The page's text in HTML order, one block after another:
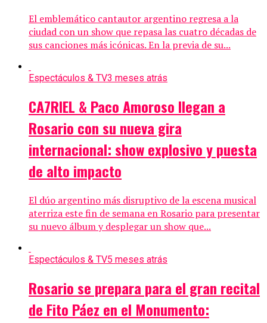
El emblemático cantautor argentino regresa a la
ciudad con un show que repasa las cuatro décadas de
sus canciones más icónicas. En la previa de su...
Espectáculos & TV3 meses atrás
CA7RIEL & Paco Amoroso llegan a
Rosario con su nueva gira
internacional: show explosivo y puesta
de alto impacto
El dúo argentino más disruptivo de la escena musical
aterriza este fin de semana en Rosario para presentar
su nuevo álbum y desplegar un show que...
Espectáculos & TV5 meses atrás
Rosario se prepara para el gran recital
de Fito Páez en el Monumento: